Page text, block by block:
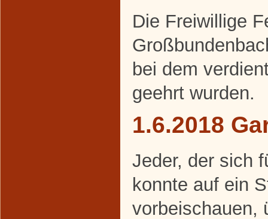
Die Freiwillige
bei dem
geehrt wurden.
1.6.2018
Jeder, der sich
konnte auf ein
vorbeischauen,